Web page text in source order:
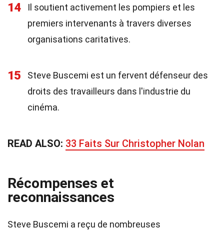
14
Il soutient activement les pompiers et les
premiers intervenants à travers diverses
organisations caritatives.
15
Steve Buscemi est un fervent défenseur des
droits des travailleurs dans l'industrie du
cinéma.
READ ALSO: 33 Faits Sur Christopher Nolan
Récompenses et
reconnaissances
Steve Buscemi a reçu de nombreuses